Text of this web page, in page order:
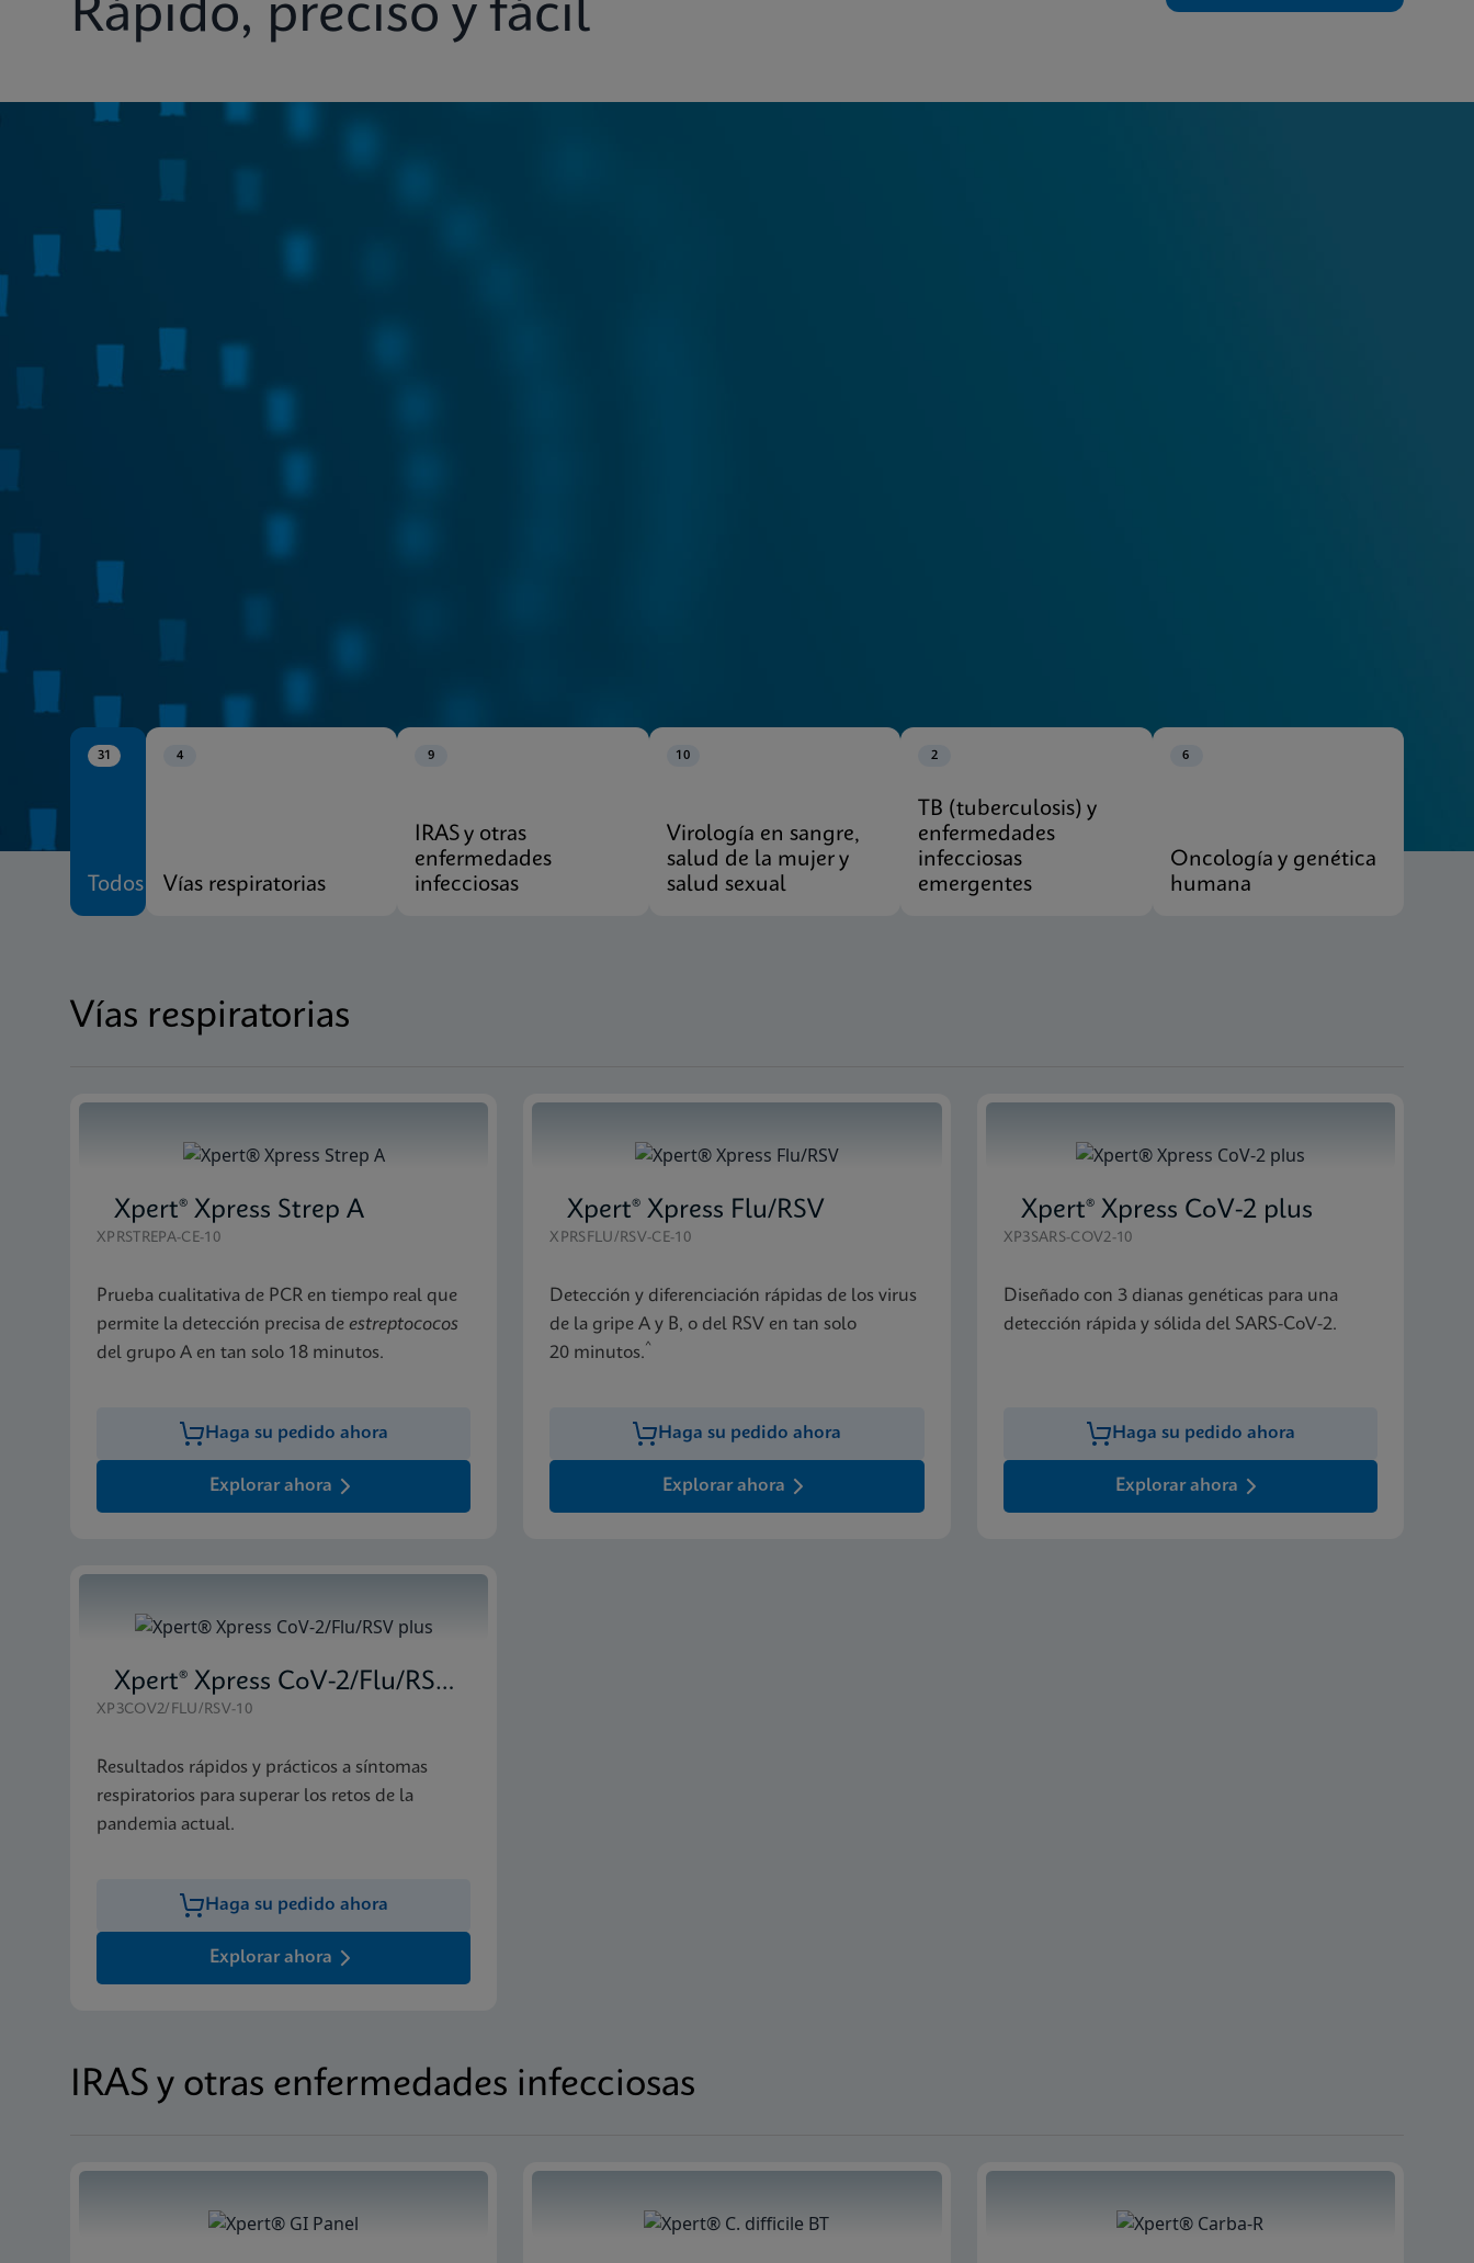
Rápido, preciso y fácil
CE-IVD
31
Todos
4
Vías respiratorias
9
IRAS y otras
enfermedades
infecciosas
10
Virología en sangre,
salud de la mujer y
salud sexual
2
TB (tuberculosis) y
enfermedades
infecciosas
emergentes
6
Oncología y genética
humana
Vías respiratorias
Xpert® Xpress Strep A
XPRSTREPA-CE-10
Prueba cualitativa de PCR en tiempo real que
permite la detección precisa de estreptococos
del grupo A en tan solo 18 minutos.
Haga su pedido ahora
Explorar ahora
Xpert® Xpress Flu/RSV
XPRSFLU/RSV-CE-10
Detección y diferenciación rápidas de los virus
de la gripe A y B, o del RSV en tan solo
20 minutos.^
Haga su pedido ahora
Explorar ahora
Xpert® Xpress CoV-2 plus
XP3SARS-COV2-10
Diseñado con 3 dianas genéticas para una
detección rápida y sólida del SARS-CoV-2.
Haga su pedido ahora
Explorar ahora
Xpert® Xpress CoV-2/Flu/RSV plus
XP3COV2/FLU/RSV-10
Resultados rápidos y prácticos a síntomas
respiratorios para superar los retos de la
pandemia actual.
Haga su pedido ahora
Explorar ahora
IRAS y otras enfermedades infecciosas